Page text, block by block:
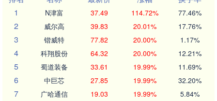
1
N津富 37.49 114.72% 77.46%
2 威尔高 39.83 20.01% 17.76%
3 锴威特 77.82 20.00% 1.17%
4 科翔股份 64.32 20.00% 12.21%
5 蜀道装备 33.61 19.99% 11.69%
6 中巨芯 27.85 19.99% 32.20%
7 广哈通信 19.03 19.99% 5.84%